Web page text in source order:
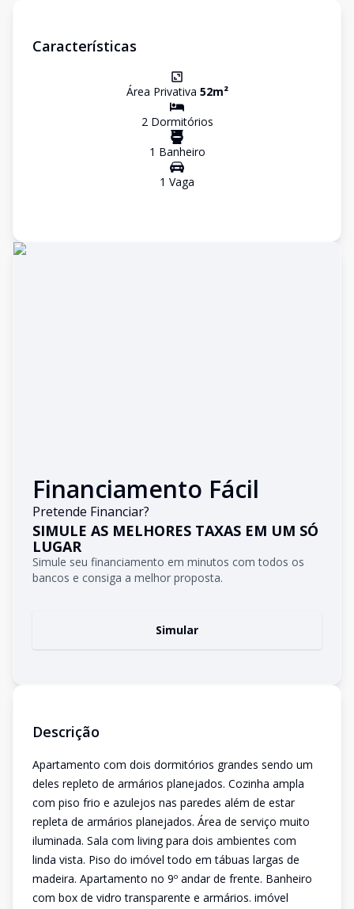
Características
Área Privativa 52m²
2Dormitórios
1 Banheiro
1 Vaga
Financiamento Fácil
Pretende Financiar?
SIMULE AS MELHORES TAXAS EM UM SÓ
LUGAR
Simule seu financiamento em minutos com todos os
bancos e consiga a melhor proposta.
Simular
Descrição
Apartamento com dois dormitórios grandes sendo um
deles repleto de armários planejados. Cozinha ampla
com piso frio e azulejos nas paredes além de estar
repleta de armários planejados. Área de serviço muito
iluminada. Sala com living para dois ambientes com
linda vista. Piso do imóvel todo em tábuas largas de
madeira. Apartamento no 9º andar de frente. Banheiro
com box de vidro transparente e armários. imóvel